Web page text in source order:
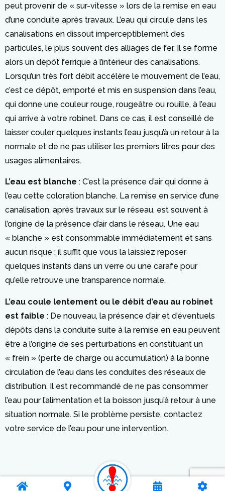
peut provenir de « sur-vitesse » lors de la remise en eau
d’une conduite après travaux. L’eau qui circule dans les
canalisations en dissout imperceptiblement des
particules, le plus souvent des alliages de fer. Il se forme
alors un dépôt ferrique à l’intérieur des canalisations.
Lorsqu’un très fort débit accélère le mouvement de l’eau,
c’est ce dépôt, emporté et mis en suspension dans l’eau,
qui donne une couleur rouge, rougeâtre ou rouille, à l’eau
qui arrive à votre robinet. Dans ce cas, il est conseillé de
laisser couler quelques instants l’eau jusqu’à un retour à la
normale et de ne pas utiliser les premiers litres pour des
usages alimentaires.
L’eau est blanche : C’est la présence d’air qui donne à
l’eau cette coloration blanche. La remise en service d’une
canalisation, après travaux sur le réseau, est souvent à
l’origine de la présence d’air dans le réseau. Une eau
« blanche » est consommable immédiatement et sans
aucun risque : il suffit que vous la laissiez reposer
quelques instants dans un verre ou une carafe pour
qu’elle retrouve une transparence normale.
L’eau coule lentement ou le débit d’eau au robinet
est faible : De nouveau, la présence d’air et d’éventuels
dépôts dans la conduite suite à la remise en eau peuvent
être à l’origine de ses perturbations en constituant un
« frein » (perte de charge ou accumulation) à la bonne
circulation de l’eau dans les conduites des réseaux de
distribution. Il est recommandé de ne pas consommer
l’eau pour l’alimentation et la boisson jusqu’à retour à une
situation normale. Si le problème persiste, contactez
votre service de l’eau pour une intervention.